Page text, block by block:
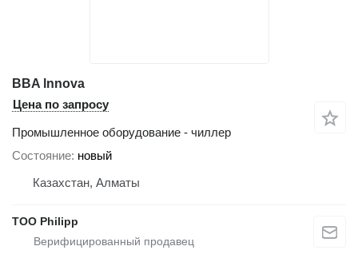
BBA lnnova
Цена по запросу
Промышленное оборудование - чиллер
Состояние новый
Казахстан, Алматы
ТОО Philipp